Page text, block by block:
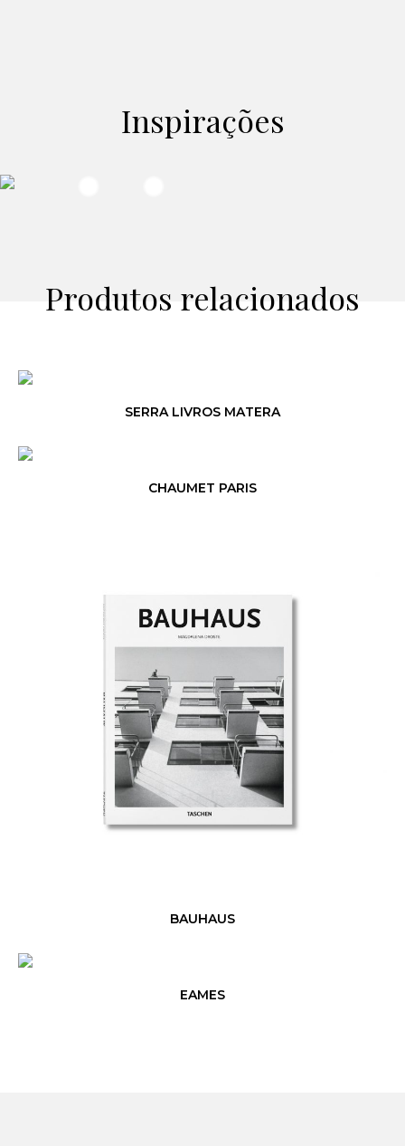
Inspirações
Produtos relacionados
SERRA LIVROS MATERA
CHAUMET PARIS
BAUHAUS
EAMES